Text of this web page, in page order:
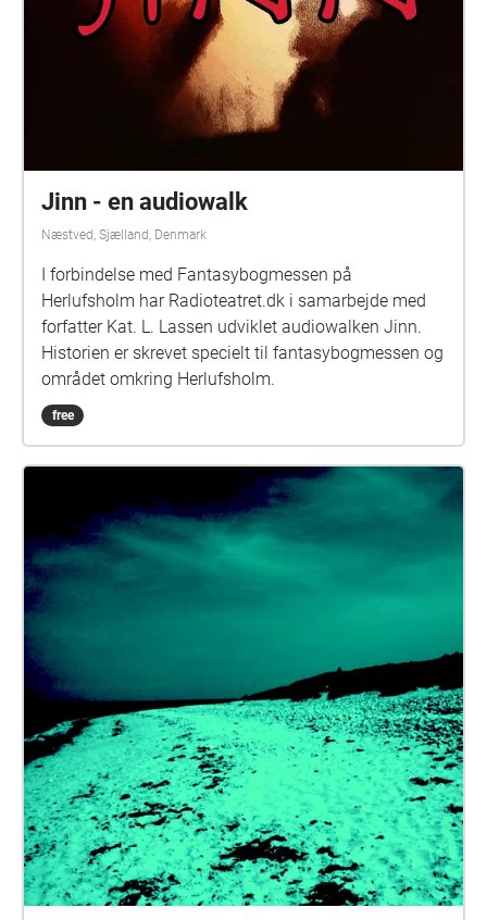
Jinn - en audiowalk
Næstved, Sjælland, Denmark
I forbindelse med Fantasybogmessen på
Herlufsholm har Radioteatret.dk i samarbejde med
forfatter Kat. L. Lassen udviklet audiowalken Jinn.
Historien er skrevet specielt til fantasybogmessen og
området omkring Herlufsholm.
free